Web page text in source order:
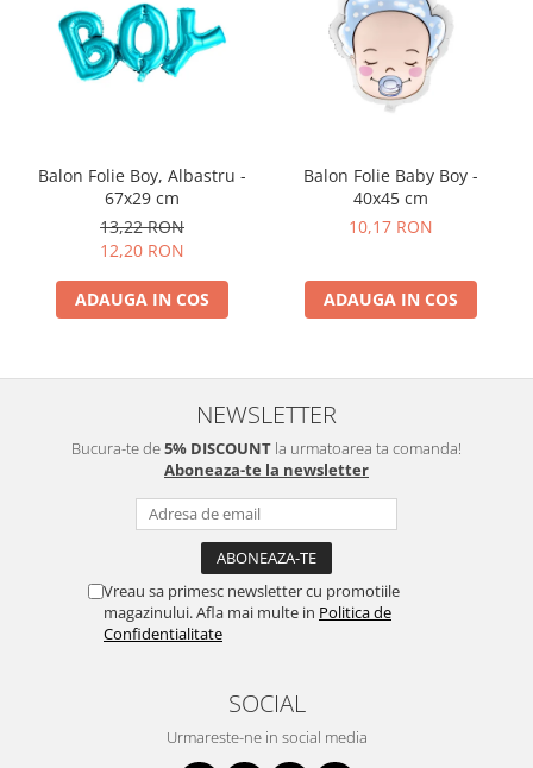
Balon Folie Boy, Albastru -
67x29 cm
13,22 RON
12,20 RON
ADAUGA IN COS
Balon Folie Baby Boy -
40x45 cm
10,17 RON
ADAUGA IN COS
NEWSLETTER
Bucura-te de5% DISCOUNT la urmatoarea ta comanda!
Aboneaza-te la newsletter
Vreau sa primesc newsletter cu promotiile
magazinului. Afla mai multe in Politica de
Confidentialitate
SOCIAL
Urmareste-ne in social media